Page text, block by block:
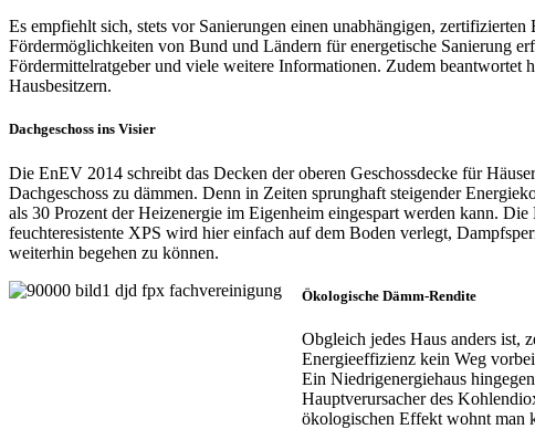
Es empfiehlt sich, stets vor Sanierungen einen unabhängigen,
Fördermöglichkeiten von Bund und Ländern für energetische Sanierung
Fördermittelratgeber und viele weitere Informationen. Zudem
Hausbesitzern.
Dachgeschoss ins Visier
Die EnEV 2014 schreibt das Decken der oberen Geschossdecke für
Dachgeschoss zu dämmen. Denn in Zeiten sprunghaft steigender
als 30 Prozent der Heizenergie im Eigenheim eingespart werden kann.
feuchteresistente XPS wird hier einfach auf dem Boden verlegt,
weiterhin begehen zu können.
Ökologische Dämm-Rendite
Obgleich jedes Haus anders ist,
Energieeffizienz kein Weg
Ein Niedrigenergiehaus
Hauptverursacher des
ökologischen Effekt wohnt man